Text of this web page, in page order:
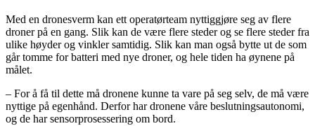
Med en dronesverm kan ett operatørteam nyttiggjøre seg av flere
droner på en gang. Slik kan de være flere steder og se flere steder fra
ulike høyder og vinkler samtidig. Slik kan man også bytte ut de som
går tomme for batteri med nye droner, og hele tiden ha øynene på
målet.
– For å få til dette må dronene kunne ta vare på seg selv, de må være
nyttige på egenhånd. Derfor har dronene våre beslutningsautonomi,
og de har sensorprosessering om bord.